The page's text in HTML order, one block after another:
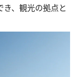
き、観光の拠点と